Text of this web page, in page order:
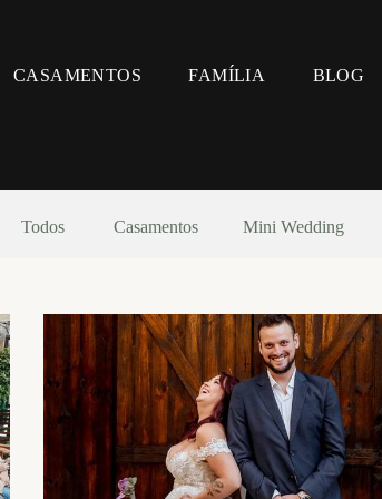
CASAMENTOS FAMÍLIA BLOG
Todos Casamentos Mini Wedding